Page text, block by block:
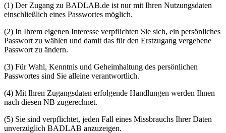
(1) Der Zugang zu BADLAB.de ist nur mit Ihren Nutzungsdaten
einschließlich eines Passwortes möglich.
(2) In Ihrem eigenen Interesse verpflichten Sie sich, ein persönliches
Passwort zu wählen und damit das für den Erstzugang vergebene
Passwort zu ändern.
(3) Für Wahl, Kenntnis und Geheimhaltung des persönlichen
Passwortes sind Sie alleine verantwortlich.
(4) Mit Ihren Zugangsdaten erfolgende Handlungen werden Ihnen
nach diesen NB zugerechnet.
(5) Sie sind verpflichtet, jeden Fall eines Missbrauchs Ihrer Daten
unverzüglich BADLAB anzuzeigen.